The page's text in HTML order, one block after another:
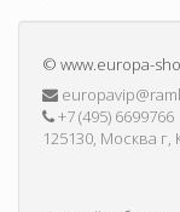
© www.europa-
+7 (495) 6699766
125130, Москва г,